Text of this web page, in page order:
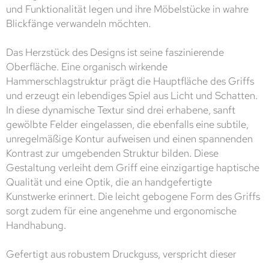
und Funktionalität legen und ihre Möbelstücke in wahre
Blickfänge verwandeln möchten.
Das Herzstück des Designs ist seine faszinierende
Oberfläche. Eine organisch wirkende
Hammerschlagstruktur prägt die Hauptfläche des Griffs
und erzeugt ein lebendiges Spiel aus Licht und Schatten.
In diese dynamische Textur sind drei erhabene, sanft
gewölbte Felder eingelassen, die ebenfalls eine subtile,
unregelmäßige Kontur aufweisen und einen spannenden
Kontrast zur umgebenden Struktur bilden. Diese
Gestaltung verleiht dem Griff eine einzigartige haptische
Qualität und eine Optik, die an handgefertigte
Kunstwerke erinnert. Die leicht gebogene Form des Griffs
sorgt zudem für eine angenehme und ergonomische
Handhabung.
Gefertigt aus robustem Druckguss, verspricht dieser